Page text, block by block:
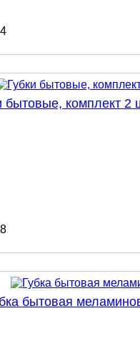
бытовые, комплект
бытовая